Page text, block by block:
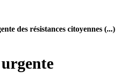
des résistances citoyennes (...)